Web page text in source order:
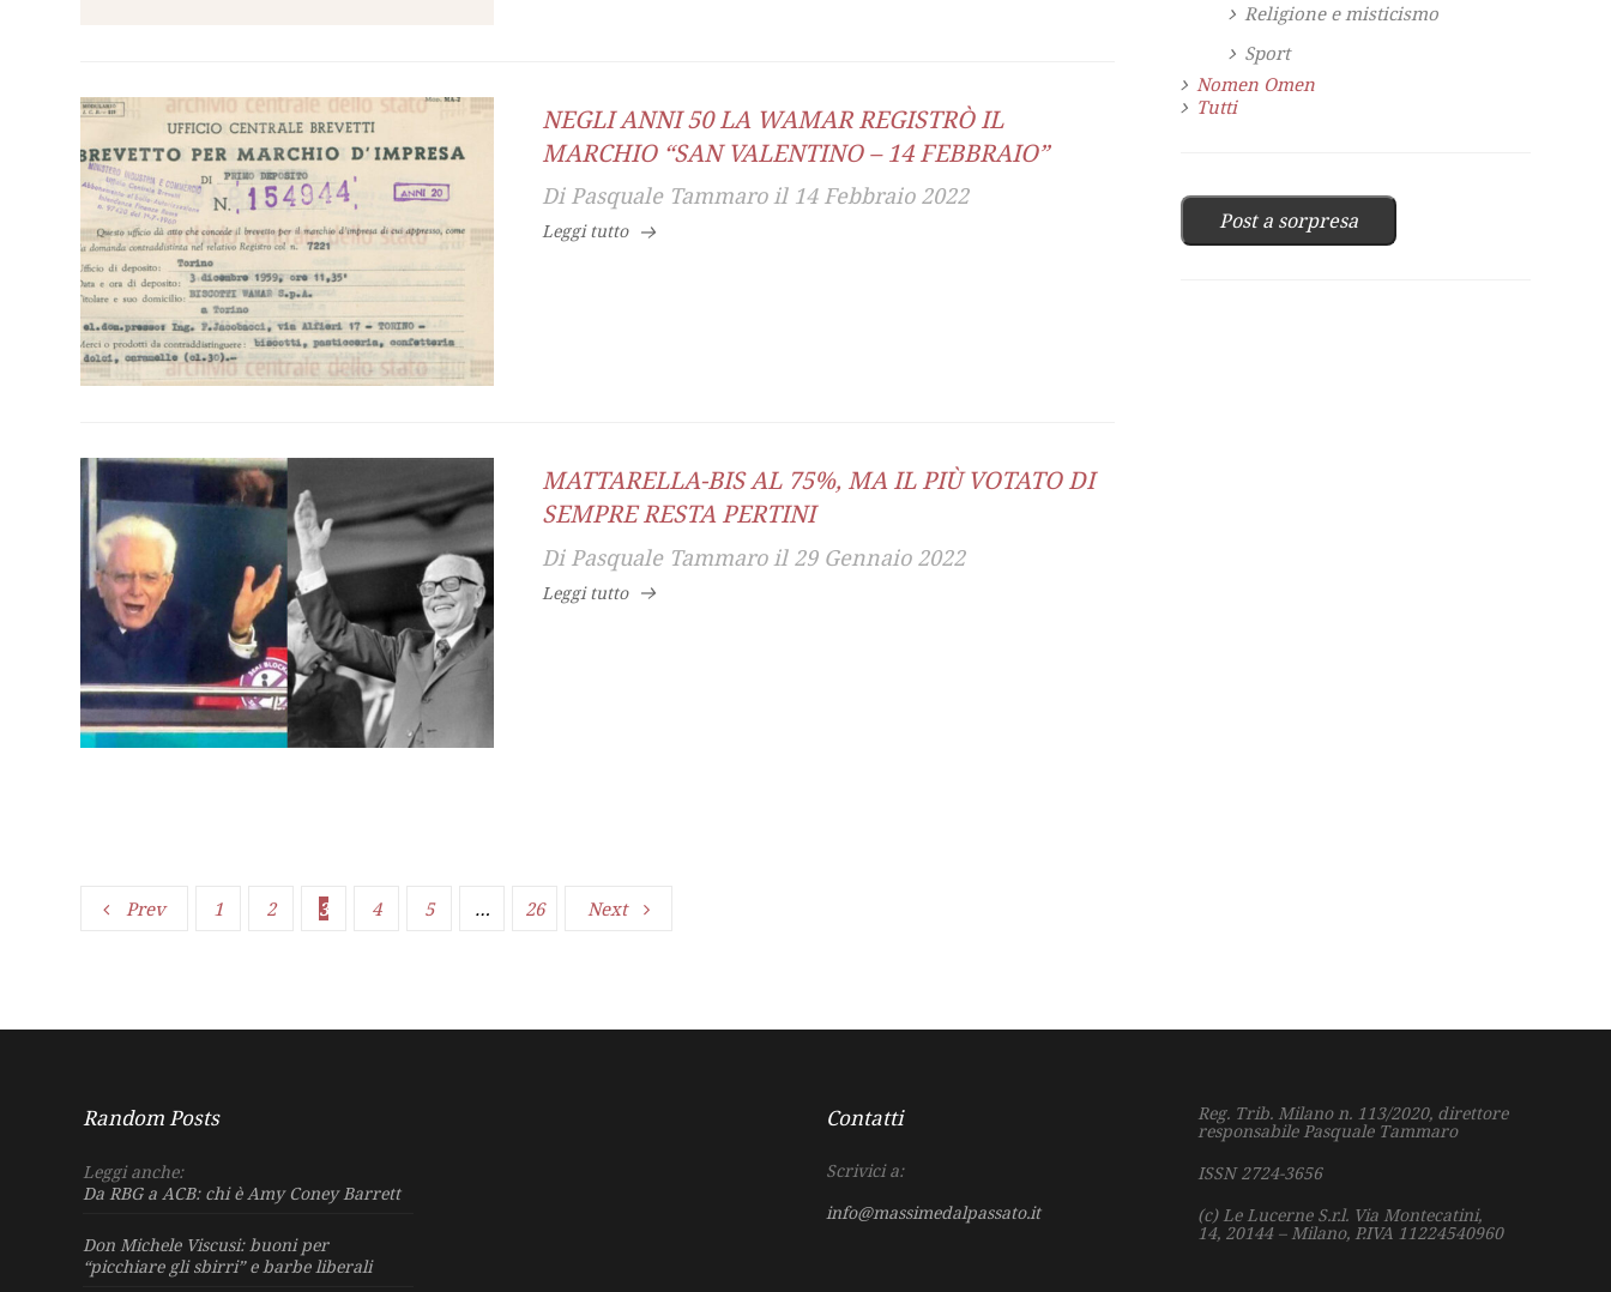
NEGLI ANNI 50 LA WAMAR REGISTRÒ IL
MARCHIO “SAN VALENTINO – 14 FEBBRAIO”
Di Pasquale Tammaroil 14 Febbraio 2022
Leggi tutto
MATTARELLA-BIS AL 75%, MA IL PIÙ VOTATO DI
SEMPRE RESTA PERTINI
Di Pasquale Tammaroil 29 Gennaio 2022
Leggi tutto
Prev 1 2 3 4 5 … 26 Next
Religione e misticismo
Sport
Nomen Omen
Tutti
Post a sorpresa
Random Posts
Leggi anche:
Da RBG a ACB: chi è Amy Coney Barrett
Don Michele Viscusi: buoni per
“picchiare gli sbirri” e barbe liberali
Contatti
Scrivici a:
info@massimedalpassato.it
Reg. Trib. Milano n. 113/2020, direttore
responsabile Pasquale Tammaro
ISSN 2724-3656
(c) Le Lucerne S.r.l. Via Montecatini,
14, 20144 – Milano, P.IVA 11224540960